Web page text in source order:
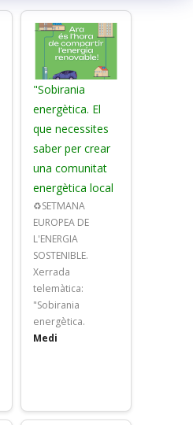
"Sobirania
energètica. El
que necessites
saber per crear
una comunitat
energètica local
♻️SETMANA
EUROPEA DE
L'ENERGIA
SOSTENIBLE.
Xerrada
telemàtica:
"Sobirania
energètica.
Medi